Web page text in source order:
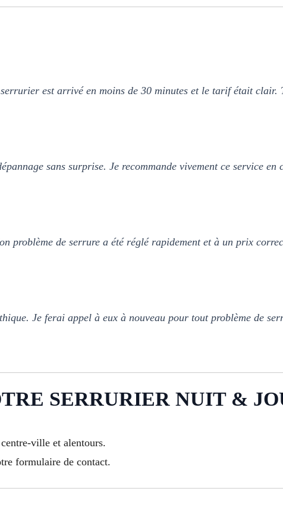
est arrivé en moins de 30 minutes et le tarif était clair.
sans surprise. Je recommande vivement ce service
problème de serrure a été réglé rapidement et à un prix
Je ferai appel à eux à nouveau pour tout problème de
SERRURIER NUIT &
ville et alentours.
formulaire de contact.